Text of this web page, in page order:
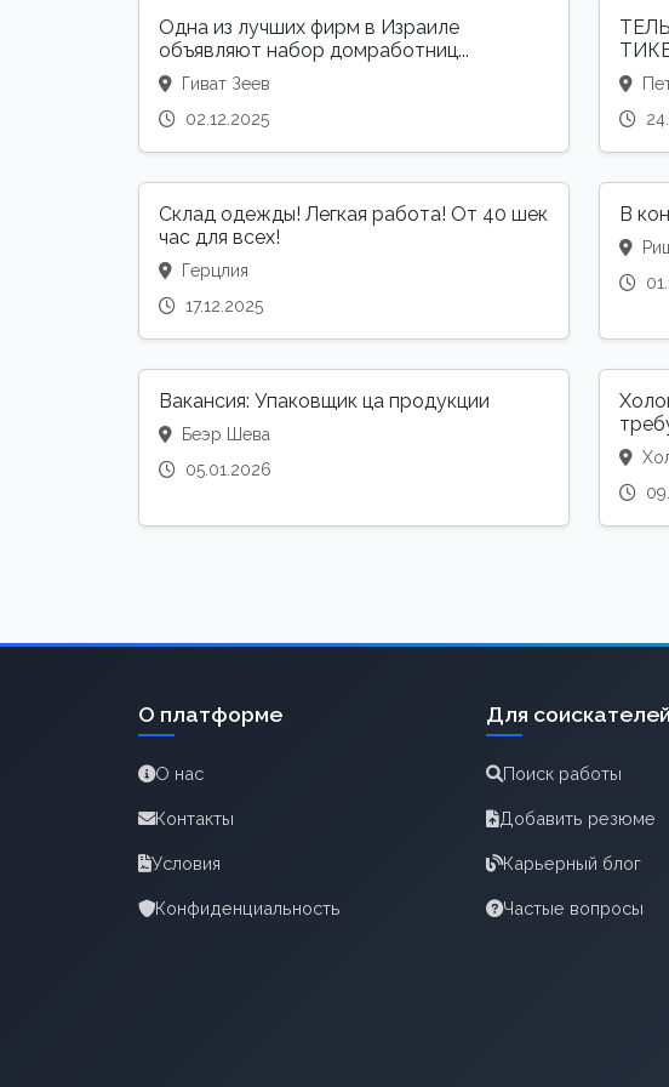
Одна из лучших фирм в Израиле
объявляют набор домработниц...
Гиват Зеев
02.12.2025
Склад одежды! Легкая работа! От 40 шек
час для всех!
Герцлия
17.12.2025
В
Вакансия: Упаковщик ца продукции
Беэр Шева
05.01.2026
О платформе
О нас
Контакты
Условия
Конфиденциальность
Для соискателей
Поиск работы
Добавить резюме
Карьерный блог
Частые вопросы